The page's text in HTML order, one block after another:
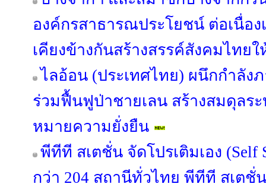
องค์กรสาธารณประโยชน์ ต่อเนื่อ
เคียงข้างกันสร้างสรรค์สังคมไทย
ไลอ้อน (ประเทศไทย) ผนึกกำลัง
ร่วมฟื้นฟูป่าชายเลน สร้างสมดุลระ
หมายความยั่งยืน
พีทีที สเตชั่น จัดโปรเติมเอง (Self
กว่า 204 สถานีทั่วไทย พีทีที สเตชั่